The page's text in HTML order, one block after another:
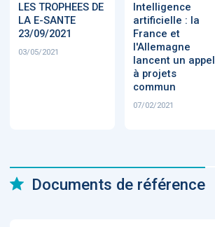
LES TROPHEES DE
LA E-SANTE
23/09/2021
03/05/2021
Intelligence
artificielle : la
France et
l'Allemagne
lancent un appel
à projets
commun
07/02/2021
Documents de référence